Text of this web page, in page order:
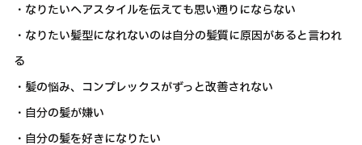
・なりたいヘアスタイルを伝えても思い通りにならない
・なりたい髪型になれないのは自分の髪質に原因があると言われ
る
・髪の悩み、コンプレックスがずっと改善されない
・自分の髪が嫌い
・自分の髪を好きになりたい